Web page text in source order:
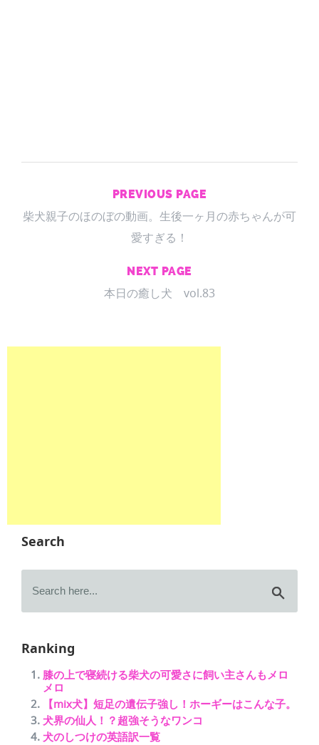
PREVIOUS PAGE
柴犬親子のほのぼの動画。生後一ヶ月の赤ちゃんが可
愛すぎる！
NEXT PAGE
本日の癒し犬 vol.83
Search
Ranking
膝の上で寝続ける柴犬の可愛さに飼い主さんもメロ
メロ
【mix犬】短足の遺伝子強し！ホーギーはこんな子。
犬界の仙人！？超強そうなワンコ
犬のしつけの英語訳一覧